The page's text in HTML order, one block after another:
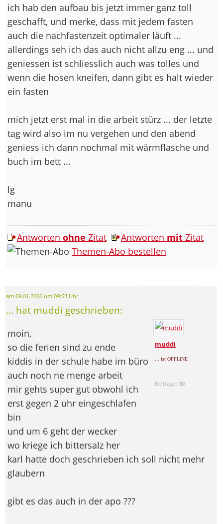
ich hab den aufbau bis jetzt immer ganz toll
geschafft, und merke, dass mit jedem fasten
auch die nachfastenzeit optimaler läuft ...
allerdings seh ich das auch nicht allzu eng ... und
geniessen ist schliesslich auch was tolles und
wenn die hosen kneifen, dann gibt es halt wieder
ein fasten
mich jetzt erst mal in die arbeit stürz ... der letzte
tag wird also im nu vergehen und den abend
geniess ich dann nochmal mit wärmflasche und
buch im bett ...
lg
manu
Antworten ohne Zitat Antworten mit Zitat
Themen-Abo bestellen
am 09.01.2006 um 09:53 Uhr
... hat muddi geschrieben:
muddi
... ist OFFLINE
Beiträge:30
moin,
so die ferien sind zu ende
kiddis in der schule habe im büro
auch noch ne menge arbeit
mir gehts super gut obwohl ich
erst gegen 2 uhr eingeschlafen
bin
und um 6 geht der wecker
wo kriege ich bittersalz her
karl hatte doch geschrieben ich soll nicht mehr
glaubern
gibt es das auch in der apo ???